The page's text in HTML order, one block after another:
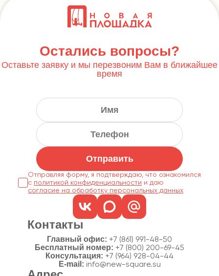
Остались вопросы?
Оставьте заявку и мы перезвоним Вам в ближайшее
время
Отправить
Отправляя форму, я подтверждаю, что ознакомился
с политикой конфиденциальности
согласие на обработку персональных данных
Контакты
Главный офис: +7 (861) 991-48-50
Бесплатный номер: +7 (800) 200-69-45
Консультация: +7 (964) 928-04-44
E-mail: info@new-square.su